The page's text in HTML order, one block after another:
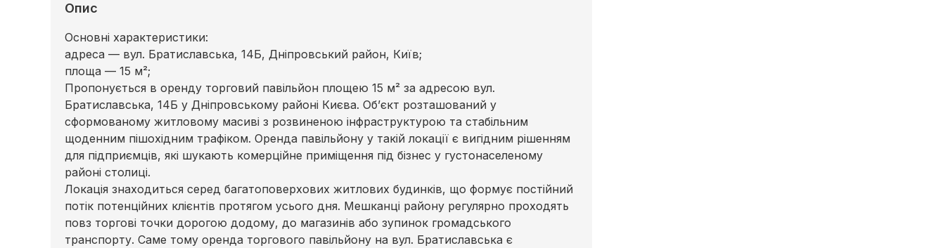
Опис
Основні характеристики:
адреса — вул. Братиславська, 14Б, Дніпровський район, Київ;
площа — 15 м²;
Пропонується в оренду торговий павільйон площею 15 м² за адресою вул.
Братиславська, 14Б у Дніпровському районі Києва. Об’єкт розташований у
сформованому житловому масиві з розвиненою інфраструктурою та стабільним
щоденним пішохідним трафіком. Оренда павільйону у такій локації є вигідним рішенням
для підприємців, які шукають комерційне приміщення під бізнес у густонаселеному
районі столиці.
Локація знаходиться серед багатоповерхових житлових будинків, що формує постійний
потік потенційних клієнтів протягом усього дня. Мешканці району регулярно проходять
повз торгові точки дорогою додому, до магазинів або зупинок громадського
транспорту. Саме тому оренда торгового павільйону на вул. Братиславська є